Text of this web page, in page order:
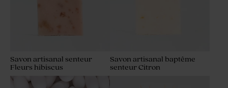
Savon artisanal senteur
Fleurs hibiscus
Savon artisanal baptême
senteur Citron